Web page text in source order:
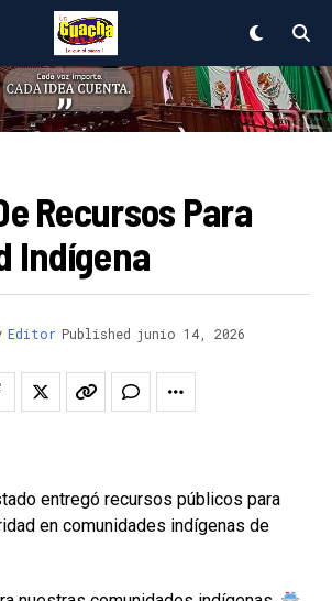
Recursos Para
Indígena
Editor Published junio 14, 2026
entregó recursos públicos para
en comunidades indígenas de